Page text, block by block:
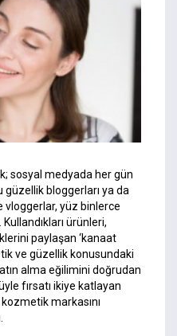
sosyal medyada her gün
güzellik bloggerları ya da
yüz binlerce
ürünleri,
paylaşan ‘kanaat
ve güzellik konusundaki
alma eğilimini doğrudan
fırsatı ikiye katlayan
markasını